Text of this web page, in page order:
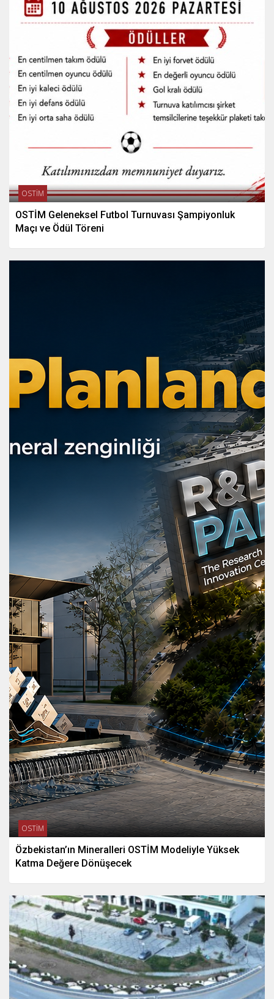
OSTİM
OSTİM Geleneksel Futbol Turnuvası Şampiyonluk
Maçı ve Ödül Töreni
OSTİM
Özbekistan’ın Mineralleri OSTİM Modeliyle Yüksek
Katma Değere Dönüşecek